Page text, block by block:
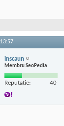
13:57
inscaun
Membru SeoPedia
Reputatie: 40